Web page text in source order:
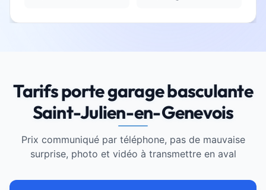
Tarifs porte garage basculante
Saint-Julien-en-Genevois
Prix communiqué par téléphone, pas de mauvaise
surprise, photo et vidéo à transmettre en aval